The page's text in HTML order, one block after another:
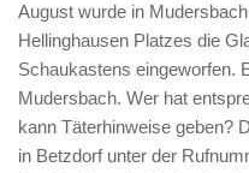
August wurde in
Hellinghausen Platzes die
Schaukastens eingeworfen.
Mudersbach. Wer hat
kann Täterhinweise geben?
in Betzdorf unter der